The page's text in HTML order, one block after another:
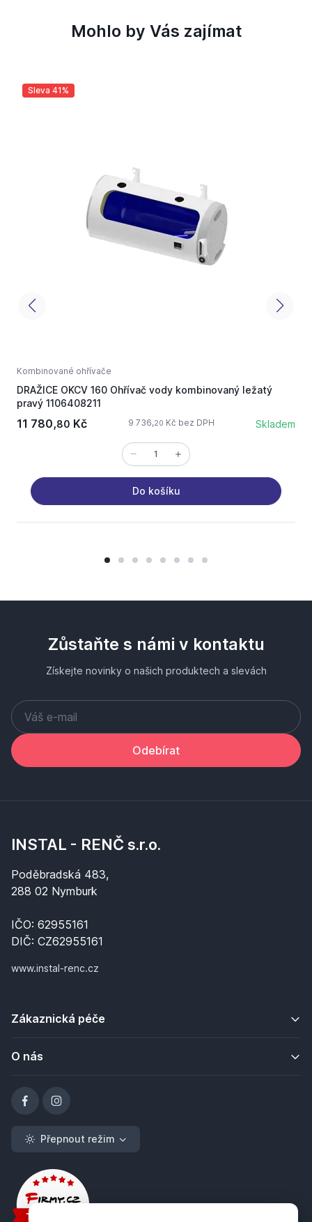
Mohlo by Vás zajímat
Sleva 41%
Kombinované ohřívače
DRAŽICE OKCV 160 Ohřívač vody kombinovaný ležatý
pravý 1106408211
11 780,80 Kč 9 736,20 Kč bez DPH Skladem
Do košíku
Zůstaňte s námi v kontaktu
Získejte novinky o našich produktech a slevách
Odebírat
INSTAL - RENČ s.r.o.
Poděbradská 483,
288 02 Nymburk
IČO: 62955161
DIČ: CZ62955161
www.instal-renc.cz
Zákaznická péče
O nás
Přepnout režim